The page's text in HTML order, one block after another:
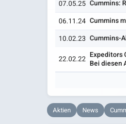
07.05.25 Cummins:
06.11.24 Cummins
10.02.23 Cummins-
22.02.22 Expeditors
Bei diesen
Aktien News